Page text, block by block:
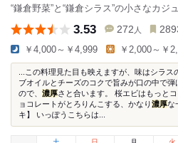
“鎌倉野菜”と“鎌倉シラス”の小さなカジ
3.53 272 人
￥4,000～￥4,999 ￥2,000～￥
...この料理見た目も映えますが、味はシラス
ブオイルとチーズのコクで旨みが口の中で
ので、 濃厚さと合います。 桜エビはもっと
ョコレートがとろりんこする、かなり濃厚な
キ】 いっぽうこちらは...